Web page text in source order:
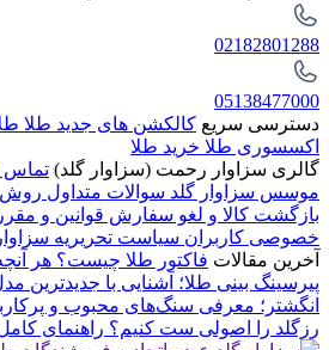
02182801288
05138477000
دسترسی سریع کالکشن های جدید طلا
اکسسوری طلا خرید طلا
گالری سزاوار رحمت (سزاوار گلد) تماس
موسس سزاوار گلد سوالات متداول روش
بازگشت کالا و لغو سفارش قوانین و
خصوصی کاربران سیاست تحریریه
آخرین مقالات فاکتور طلا چیست؟ هر آنچه
پیرسینگ بینی طلا؛ آشنایی با جدیدترین
انگشتر؛ معرفی سنگ‌های محبوب و
رزگلد را اصولی ست کنیم؟ راهنمای